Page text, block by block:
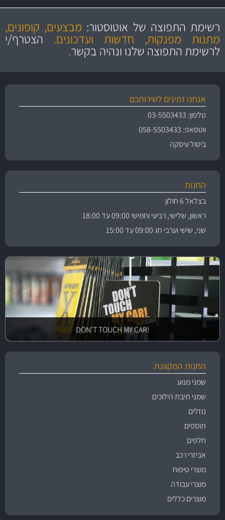
מקצועיות
ושירות מצויין
מחירים
הוגנים
והיצע מוצרים איכותירשימת התפוצה של אוטוסטור: מבצעים, קופונים,
מתנות מפנקות, חדשות ועדכונים.הצטרף/י
לרשימת התפוצה שלנו ונהיה בקשר.
אנחנו זמינים לשירותכם
טלפון: 03-5503433
ווטסאפ: 058-5503433
ביטול עיסקה
החנות
בצלאל 6 חולון
ראשון, שלישי, רביעי וחמישי 09:00 עד 18:00
שני, שישי וערבי חג 09:00 עד 15:00
!DON'T TOUCH MY CAR
החנות המקוונת
שמני מנוע
שמני תיבת הילוכים
נוזלים
תוספים
חלפים
אביזרי רכב
מוצרי טיפוח
מוצרי עבודה
מוצרים כללים